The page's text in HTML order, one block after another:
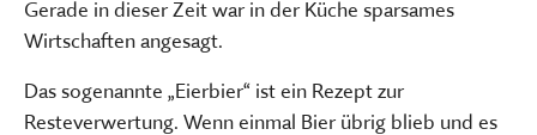
Gerade in dieser Zeit war in der Küche sparsames
Wirtschaften angesagt.
Das sogenannte „Eierbier“ ist ein Rezept zur
Resteverwertung. Wenn einmal Bier übrig blieb und es